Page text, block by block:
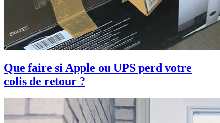
Que faire si Apple ou UPS perd votre
colis de retour ?